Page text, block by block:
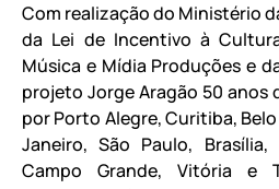
Com realização do Ministério
da Lei de Incentivo à
Música e Mídia Produções e
projeto Jorge Aragão 50 anos
por Porto Alegre, Curitiba,
Janeiro, São Paulo, Brasília,
Campo Grande, Vitória e